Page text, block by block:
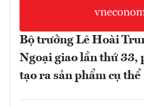
Bộ trưởng Lê Hoài
Ngoại giao lần thứ 33,
tạo ra sản phẩm cụ thể